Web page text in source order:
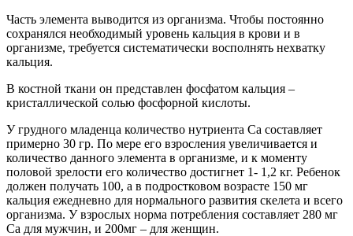
Часть элемента выводится из организма. Чтобы постоянно
сохранялся необходимый уровень кальция в крови и в
организме, требуется систематически восполнять нехватку
кальция.
В костной ткани он представлен фосфатом кальция –
кристаллической солью фосфорной кислоты.
У грудного младенца количество нутриента Ca составляет
примерно 30 гр. По мере его взросления увеличивается и
количество данного элемента в организме, и к моменту
половой зрелости его количество достигнет 1- 1,2 кг. Ребенок
должен получать 100, а в подростковом возрасте 150 мг
кальция ежедневно для нормального развития скелета и всего
организма. У взрослых норма потребления составляет 280 мг
Ca для мужчин, и 200мг – для женщин.